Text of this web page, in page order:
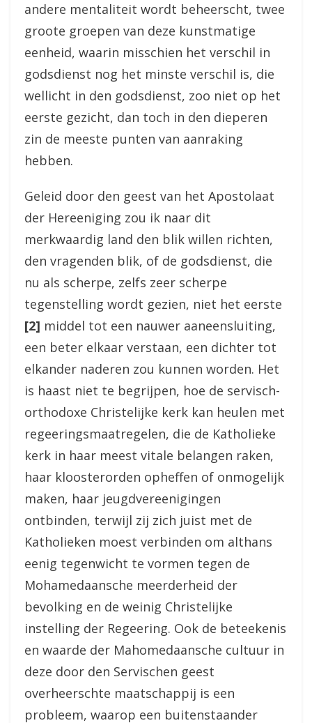
andere mentaliteit wordt beheerscht, twee
groote groepen van deze kunstmatige
eenheid, waarin misschien het verschil in
godsdienst nog het minste verschil is, die
wellicht in den godsdienst, zoo niet op het
eerste gezicht, dan toch in den dieperen
zin de meeste punten van aanraking
hebben.
Geleid door den geest van het Apostolaat
der Hereeniging zou ik naar dit
merkwaardig land den blik willen richten,
den vragenden blik, of de godsdienst, die
nu als scherpe, zelfs zeer scherpe
tegenstelling wordt gezien, niet het eerste
[2] middel tot een nauwer aaneensluiting,
een beter elkaar verstaan, een dichter tot
elkander naderen zou kunnen worden. Het
is haast niet te begrijpen, hoe de servisch-
orthodoxe Christelijke kerk kan heulen met
regeeringsmaatregelen, die de Katholieke
kerk in haar meest vitale belangen raken,
haar kloosterorden opheffen of onmogelijk
maken, haar jeugdvereenigingen
ontbinden, terwijl zij zich juist met de
Katholieken moest verbinden om althans
eenig tegenwicht te vormen tegen de
Mohamedaansche meerderheid der
bevolking en de weinig Christelijke
instelling der Regeering. Ook de beteekenis
en waarde der Mahomedaansche cultuur in
deze door den Servischen geest
overheerschte maatschappij is een
probleem, waarop een buitenstaander